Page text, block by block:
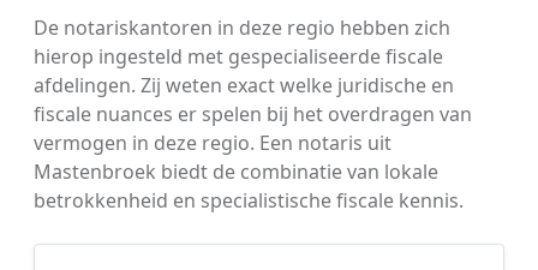
De notariskantoren in deze regio hebben zich
hierop ingesteld met gespecialiseerde fiscale
afdelingen. Zij weten exact welke juridische en
fiscale nuances er spelen bij het overdragen van
vermogen in deze regio. Een notaris uit
Mastenbroek biedt de combinatie van lokale
betrokkenheid en specialistische fiscale kennis.